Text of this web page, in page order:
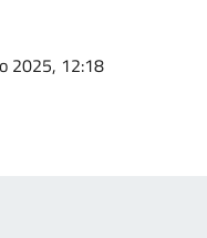
2025, 12:18